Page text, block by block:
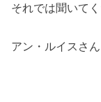
それでは聞いてく
アン・ルイスさん